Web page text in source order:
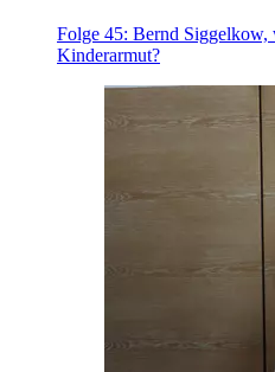
Folge 45: Bernd
Kinderarmut?